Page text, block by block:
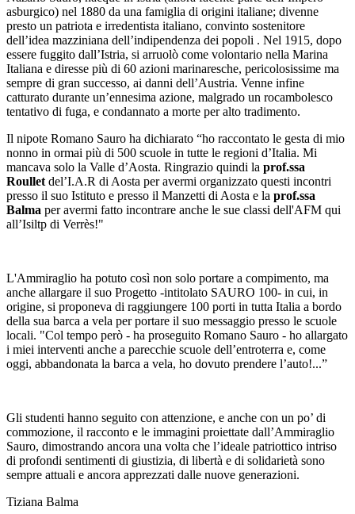
asburgico) nel 1880 da una famiglia di origini italiane; divenne
presto un patriota e irredentista italiano, convinto sostenitore
dell’idea mazziniana dell’indipendenza dei popoli . Nel 1915, dopo
essere fuggito dall’Istria, si arruolò come volontario nella Marina
Italiana e diresse più di 60 azioni marinaresche, pericolosissime ma
sempre di gran successo, ai danni dell’Austria. Venne infine
catturato durante un’ennesima azione, malgrado un rocambolesco
tentativo di fuga, e condannato a morte per alto tradimento.
Il nipote Romano Sauro ha dichiarato “ho raccontato le gesta di mio
nonno in ormai più di 500 scuole in tutte le regioni d’Italia. Mi
mancava solo la Valle d’Aosta. Ringrazio quindi la prof.ssa
Roullet del’I.A.R di Aosta per avermi organizzato questi incontri
presso il suo Istituto e presso il Manzetti di Aosta e la prof.ssa
Balma per avermi fatto incontrare anche le sue classi dell'AFM qui
all’Isiltp di Verrès!"
L'Ammiraglio ha potuto così non solo portare a compimento, ma
anche allargare il suo Progetto -intitolato SAURO 100- in cui, in
origine, si proponeva di raggiungere 100 porti in tutta Italia a bordo
della sua barca a vela per portare il suo messaggio presso le scuole
locali. "Col tempo però - ha proseguito Romano Sauro - ho allargato
i miei interventi anche a parecchie scuole dell’entroterra e, come
oggi, abbandonata la barca a vela, ho dovuto prendere l’auto!...”
Gli studenti hanno seguito con attenzione, e anche con un po’ di
commozione, il racconto e le immagini proiettate dall’Ammiraglio
Sauro, dimostrando ancora una volta che l’ideale patriottico intriso
di profondi sentimenti di giustizia, di libertà e di solidarietà sono
sempre attuali e ancora apprezzati dalle nuove generazioni.
Tiziana Balma